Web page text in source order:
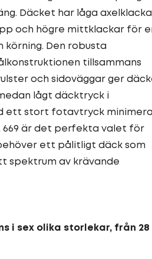
Däcket har låga
och högre mittklackar för
körning. Den robusta
tillsammans
och sidoväggar ger
lågt däcktryck i
ett stort fotavtryck
669 är det perfekta valet för
ett pålitligt däck som
spektrum av krävande
i sex olika storlekar, från 28